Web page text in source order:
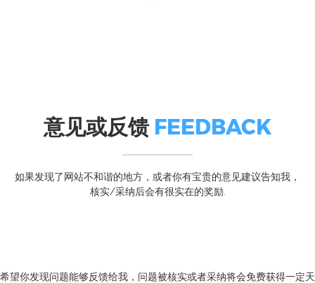
意见或反馈 FEEDBACK
如果发现了网站不和谐的地方，或者你有宝贵的意见建议告知我，
核实/采纳后会有很实在的奖励.
希望你发现问题能够反馈给我，问题被核实或者采纳将会免费获得一定天